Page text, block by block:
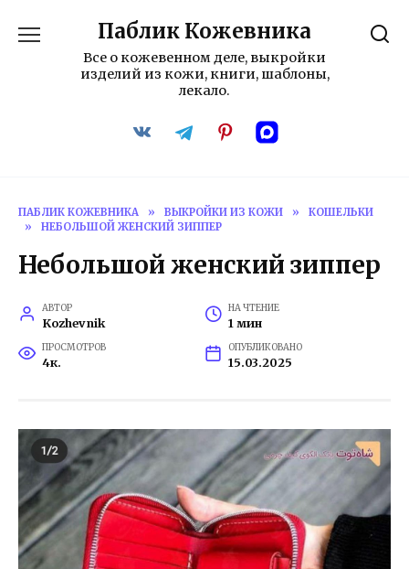
содержанию
Паблик Кожевника
Все о кожевенном деле, выкройки
изделий из кожи, книги, шаблоны,
лекало.
ПАБЛИК КОЖЕВНИКА » ВЫКРОЙКИ ИЗ КОЖИ »
КОШЕЛЬКИ
»
НЕБОЛЬШОЙ ЖЕНСКИЙ ЗИППЕР
Небольшой женский зиппер
АВТОР
Kozhevnik
НА ЧТЕНИЕ
1 мин
ПРОСМОТРОВ
4к.
ОПУБЛИКОВАНО
15.03.2025